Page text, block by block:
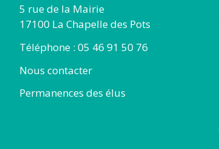
5 rue de la Mairie
17100 La Chapelle des Pots
Téléphone : 05 46 91 50 76
Nous contacter
Permanences des élus